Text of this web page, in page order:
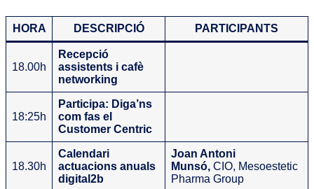
HORA DESCRIPCIÓ PARTICIPANTS
18.00h
Recepció
assistents i cafè
networking
18:25h
Participa: Diga’ns
com fas el
Customer Centric
18.30h
Calendari
actuacions anuals
digital2b
Joan Antoni
Munsó, CIO, Mesoestetic
Pharma Group